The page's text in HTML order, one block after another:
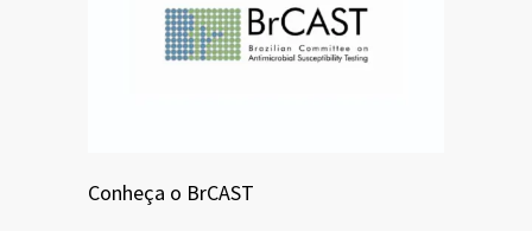
Conheça o BrCAST